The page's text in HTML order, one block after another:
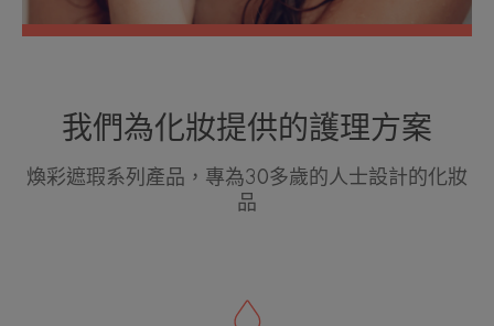
我們為化妝提供的護理方案
煥彩遮瑕系列產品，專為30多歲的人士設計的化妝
品